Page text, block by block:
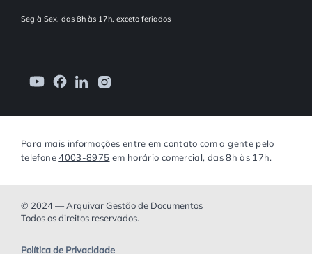
Seg à Sex, das 8h às 17h, exceto feriados
Para mais informações entre em contato com a gente pelo
telefone4003-8975 em horário comercial, das 8h às 17h.
© 2024 — Arquivar Gestão de Documentos
Todos os direitos reservados.
Política de Privacidade